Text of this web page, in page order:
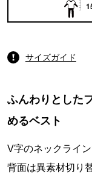
サイズガイド
ふんわりとした
めるベスト
V字のネックライ
背面は異素材切り